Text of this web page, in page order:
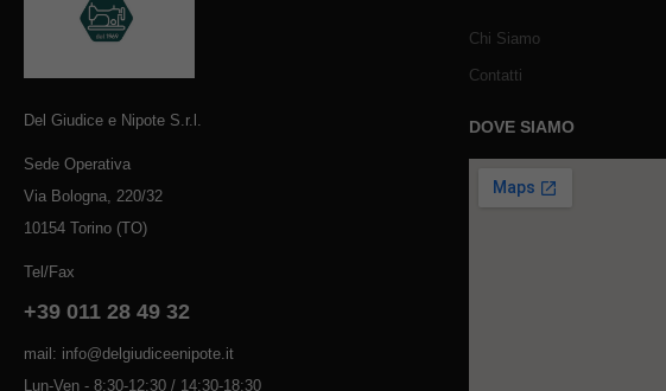
Del Giudice e Nipote S.r.l.
Sede Operativa
Via Bologna, 220/32
10154 Torino (TO)
Tel/Fax
+39 011 28 49 32
mail: info@delgiudiceenipote.it
Lun-Ven - 8:30-12:30 / 14:30-18:30
Chi Siamo
Contatti
DOVE SIAMO